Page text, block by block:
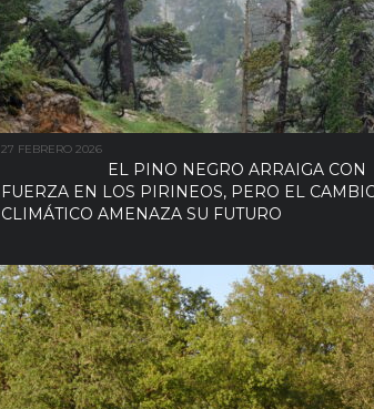
27 FEBRERO 2026
EL PINO NEGRO ARRAIGA CON
FUERZA EN LOS PIRINEOS, PERO EL
CLIMÁTICO AMENAZA SU FUTURO